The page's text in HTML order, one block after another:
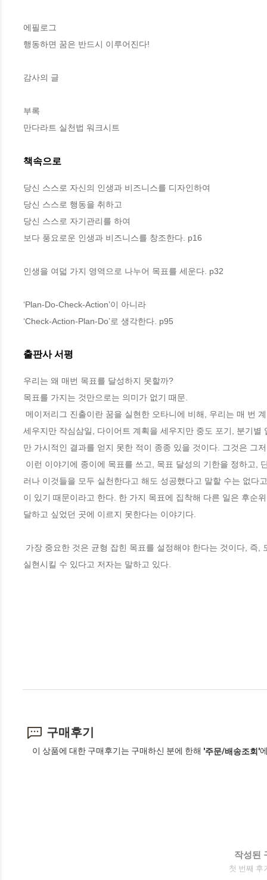
에필로그
행동하면 꿈은 반드시 이루어진다!
감사의 글
부록
만다라트 실천법 워크시트
책속으로
당신 스스로 자신의 인생과 비즈니스를 디자인하여
당신 스스로 행동을 취하고
당신 스스로 자기관리를 하여
보다 풍요로운 인생과 비즈니스를 창조한다. p16
인생을 여덟 가지 영역으로 나누어 목표를 세운다. p32
‘Plan-Do-Check-Action’이 아니라
‘Check-Action-Plan-Do’로 생각한다. p95
출판사 서평
우리는 왜 매번 목표를 달성하지 못할까?
목표를 가지는 것만으로는 의미가 없기 때문.
세우지만 작심삼일, 다이어트 계획을 세우지만 중도 포기, 분기
만 가시적인 결과를 얻지 못한 적이 종종 있을 것이다. 그것은 그
러나 이것들을 모두 실천한다고 해도 성공했다고 말할 수는 없다
이 있기 때문이라고 한다. 한 가지 목표에 집착해 다른 일은 후순
달하고 싶었던 곳에 이르지 못한다는 이야기다.
실현시킬 수 있다고 저자는 말하고 있다.
구매후기
이 상품에 대한 구매후기는 구매하신 분에 한해 '주문/배송조회'
작성된
첫 번째 후